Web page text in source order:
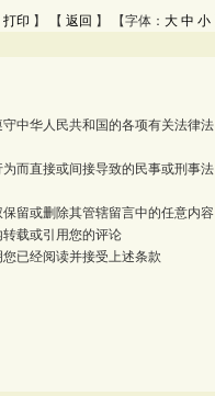
打印 】 【 返回 】 【字体： 大 中 小
中华人民共和国的各项有关法律法
而直接或间接导致的民事或刑事法
留或删除其管辖留言中的任意内容
载或引用您的评论
已经阅读并接受上述条款